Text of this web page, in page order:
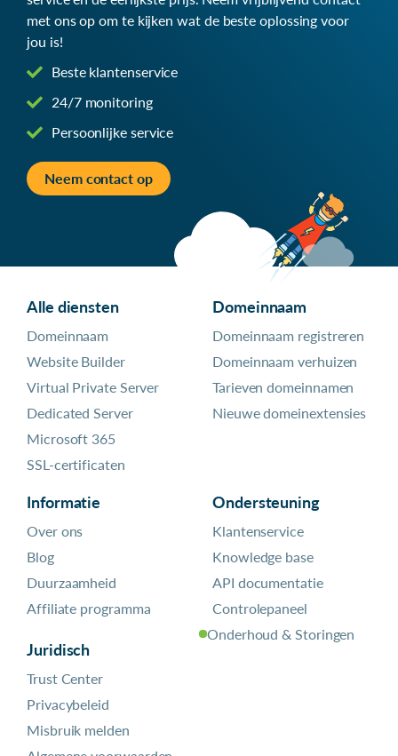
met ons op om te kijken wat de beste oplossing voor
jou is!
Beste klantenservice
24/7 monitoring
Persoonlijke service
Neem contact op
Alle diensten
Domeinnaam
Website Builder
Virtual Private Server
Dedicated Server
Microsoft 365
SSL-certificaten
Domeinnaam
Domeinnaam registreren
Domeinnaam verhuizen
Tarieven domeinnamen
Nieuwe domeinextensies
Informatie
Over ons
Blog
Duurzaamheid
Affiliate programma
Juridisch
Trust Center
Privacybeleid
Misbruik melden
Ondersteuning
Klantenservice
Knowledge base
API documentatie
Controlepaneel
Onderhoud & Storingen